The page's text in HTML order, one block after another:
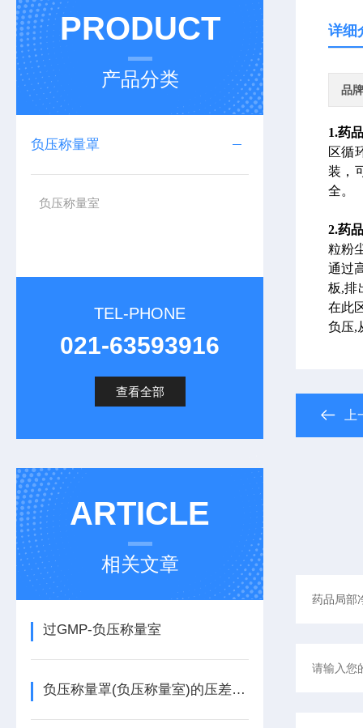
PRODUCT
产品分类
负压称量罩
负压称量室
TEL-PHONE
021-63593916
查看全部
ARTICLE
相关文章
过GMP-负压称量室
负压称量罩(负压称量室)的压差标准
详细
品牌
1.药
区循
装，
全。
2.药
粒粉
通过
板,排
在此
负压,